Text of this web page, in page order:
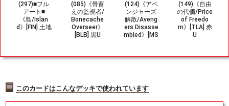
(297)■フル
アート■
《島/Islan
d》[FIN] 土地
(085)《骨蓄
えの監視者/
Bonecache
Overseer》
[BLB] 黒U
(124)《アベ
ンジャーズ
解散/Aveng
ers Disasse
mbled》[MS
(149)《自由
の代価/Price
of Freedo
m》[TLA] 赤
U
このカードはこんなデッキで使われています